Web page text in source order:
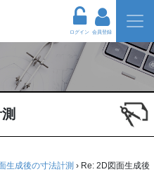
ログイン 会員登録
生成後の寸法計測 › Re: 2D図面生成後